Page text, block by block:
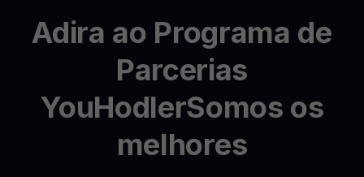
Adira ao Programa de
Parcerias
YouHodlerSomos os
melhores